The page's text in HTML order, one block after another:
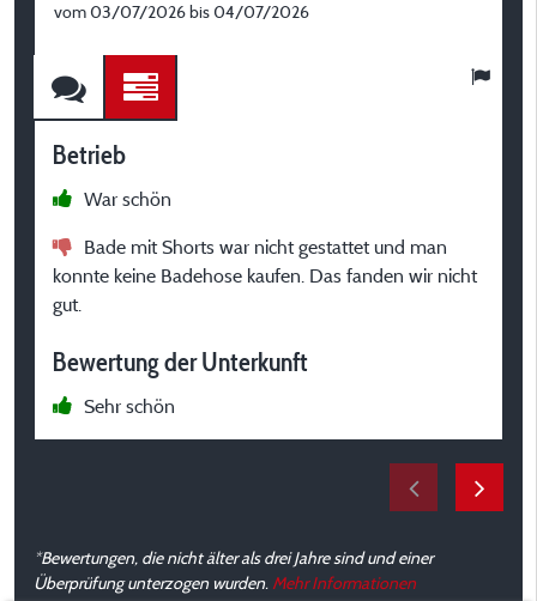
vom 03/07/2026 bis 04/07/2026
Betrieb
War schön
Bade mit Shorts war nicht gestattet und man
konnte keine Badehose kaufen. Das fanden wir nicht
gut.
Bewertung der Unterkunft
Sehr schön
*Bewertungen, die nicht älter als drei Jahre sind und einer
Überprüfung unterzogen wurden. Mehr Informationen